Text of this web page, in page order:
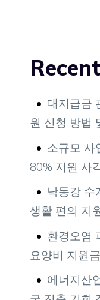
대지급금
원 신청 방법
소규모 사
80% 지원 사
낙동강 수
생활 편의 지
환경오염
요양비 지원
에너지산